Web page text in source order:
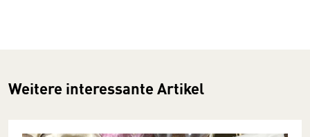
Weitere interessante Artikel